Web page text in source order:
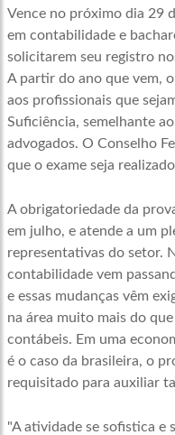
Vence no próximo dia 29
em contabilidade e
solicitarem seu registro
A partir do ano que vem,
aos profissionais que
Suficiência, semelhante
advogados. O Conselho
que o exame seja
A obrigatoriedade da
em julho, e atende a um
representativas do setor.
contabilidade vem
e essas mudanças vêm
na área muito mais do
contábeis. Em uma
é o caso da brasileira, o
requisitado para auxiliar
"A atividade se sofistica e